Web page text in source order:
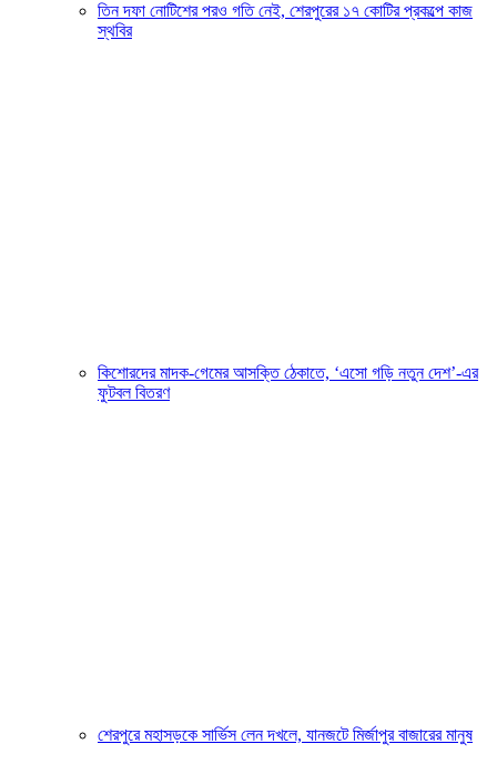
তিন দফা নোটিশের পরও গতি নেই, শেরপুরের ১৭ কোটির প্রকল্পে কাজ
স্থবির
কিশোরদের মাদক-গেমের আসক্তি ঠেকাতে, ‘এসো গড়ি নতুন দেশ’-এর
ফুটবল বিতরণ
শেরপুরে মহাসড়কে সার্ভিস লেন দখলে, যানজটে মির্জাপুর বাজারের মানুষ